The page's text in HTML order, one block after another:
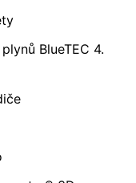
BlueTEC 4.